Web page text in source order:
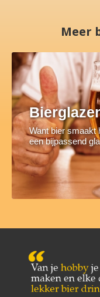
Meer
Want bier smaakt
een bijpassend